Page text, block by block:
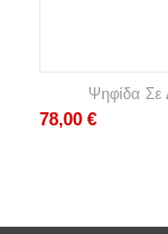
Ψηφίδα Σε
78,00 €